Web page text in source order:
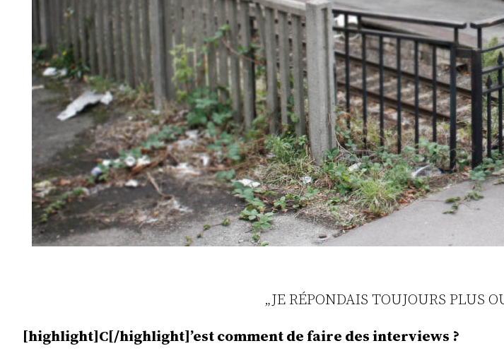
„JE RÉPONDAIS TOUJOURS PLUS
[highlight]C[/highlight]’est comment de faire des interviews ?